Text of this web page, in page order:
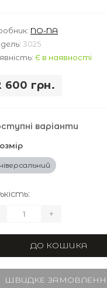
NO-NA
3025
Є в наявності
600 грн.
варіанти
+
ДО КОШИКА
ШВИДКЕ